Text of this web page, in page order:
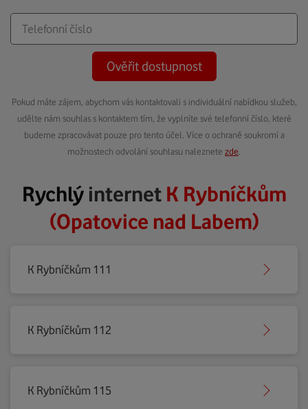
Ověřit dostupnost
Pokud máte zájem, abychom vás kontaktovali s individuální nabídkou služeb,
udělte nám souhlas s kontaktem tím, že vyplníte své telefonní číslo, které
budeme zpracovávat pouze pro tento účel. Více o ochraně soukromí a
možnostech odvolání souhlasu naleznete zde
Rychlýinternet K Rybníčkům
(Opatovice nad Labem)
K Rybníčkům 111
K Rybníčkům 112
K Rybníčkům 115